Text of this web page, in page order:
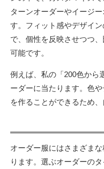
ターンオーダーやイージ
す。フィット感やデザイ
で、個性を反映させつつ
可能です。
例えば、私の「200色から
ーダーに当たります。色
を作ることができるため
オーダー服にはさまざま
ります。選ぶオーダーの